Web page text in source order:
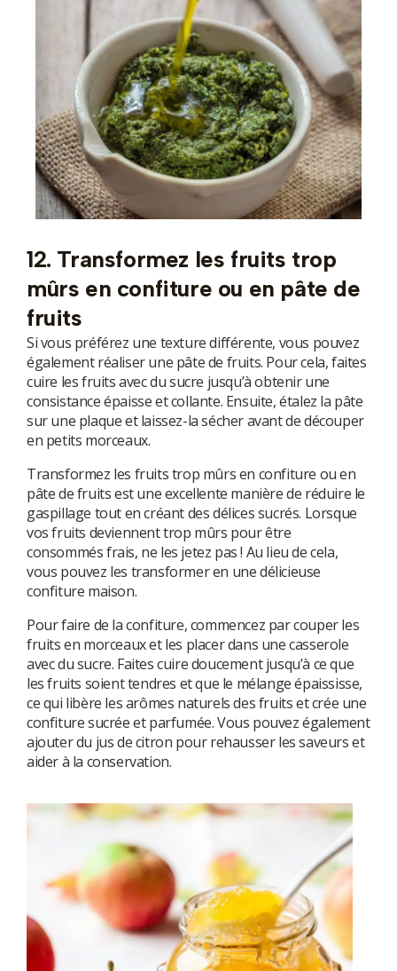
12. Transformez les fruits trop
mûrs en confiture ou en pâte de
fruits
Si vous préférez une texture différente, vous pouvez
également réaliser une pâte de fruits. Pour cela, faites
cuire les fruits avec du sucre jusqu’à obtenir une
consistance épaisse et collante. Ensuite, étalez la pâte
sur une plaque et laissez-la sécher avant de découper
en petits morceaux.
Transformez les fruits trop mûrs en confiture ou en
pâte de fruits est une excellente manière de réduire le
gaspillage tout en créant des délices sucrés. Lorsque
vos fruits deviennent trop mûrs pour être
consommés frais, ne les jetez pas ! Au lieu de cela,
vous pouvez les transformer en une délicieuse
confiture maison.
Pour faire de la confiture, commencez par couper les
fruits en morceaux et les placer dans une casserole
avec du sucre. Faites cuire doucement jusqu’à ce que
les fruits soient tendres et que le mélange épaississe,
ce qui libère les arômes naturels des fruits et crée une
confiture sucrée et parfumée. Vous pouvez également
ajouter du jus de citron pour rehausser les saveurs et
aider à la conservation.